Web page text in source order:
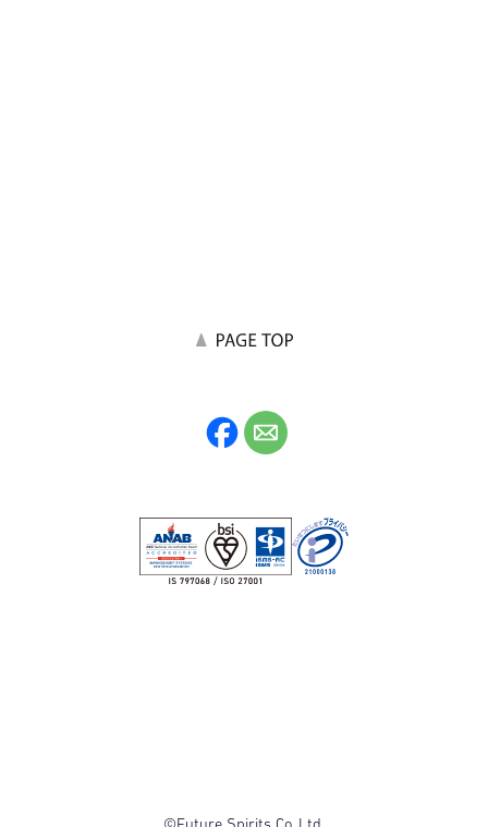
©Future Spirits Co.,Ltd.